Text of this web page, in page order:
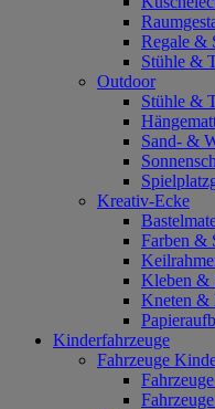
Regale &
Stühle &
Outdoor
Stühle &
Sand- &
Kreativ-Ecke
Farben &
Kleben &
Kneten &
Kinderfahrzeuge
Fahrzeuge